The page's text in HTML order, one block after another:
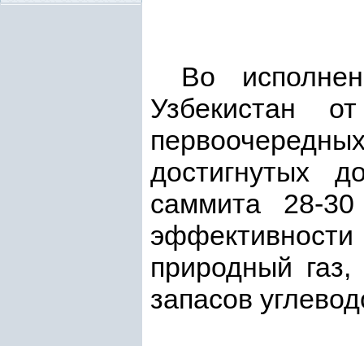
Во
Узбекистан
достигнутых
саммита 28-
природный
запасов